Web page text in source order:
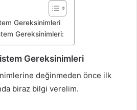
Gereksinimleri
Gereksinimleri:
Gereksinimleri
değinmeden önce ilk
biraz bilgi verelim.